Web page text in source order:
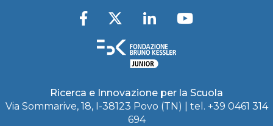
Ricerca e Innovazione per la Scuola
Via Sommarive, 18, I-38123 Povo (TN) | tel. +39 0461 314
694